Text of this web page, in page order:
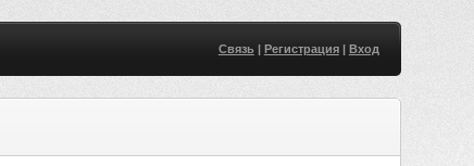
Связь| Регистрация| Вход